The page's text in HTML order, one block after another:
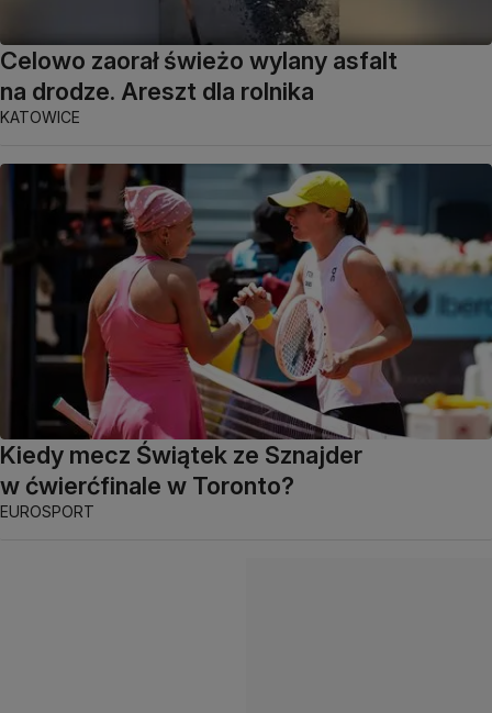
Celowo zaorał świeżo wylany asfalt
na drodze. Areszt dla rolnika
KATOWICE
Kiedy mecz Świątek ze Sznajder
w ćwierćfinale w Toronto?
EUROSPORT